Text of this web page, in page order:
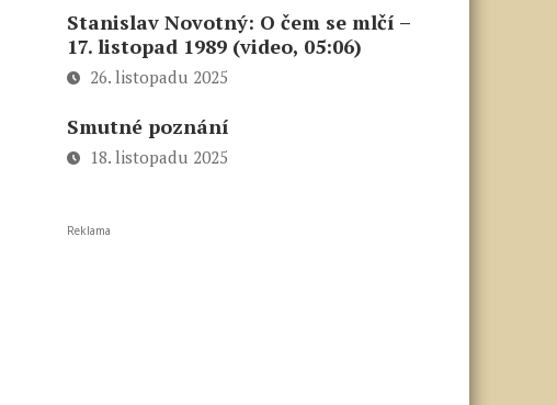
Stanislav Novotný: O čem se mlčí –
17. listopad 1989 (video, 05:06)
26. listopadu 2025
Smutné poznání
18. listopadu 2025
Reklama